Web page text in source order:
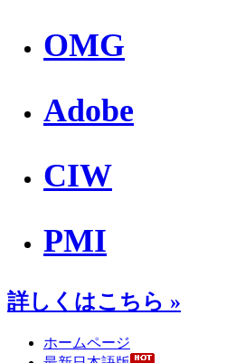
OMG
Adobe
CIW
PMI
詳しくはこちら »
ホームページ